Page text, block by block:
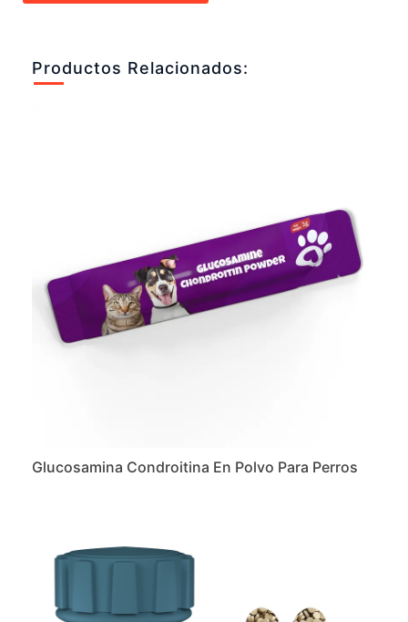
Productos Relacionados:
Glucosamina Condroitina En Polvo Para Perros